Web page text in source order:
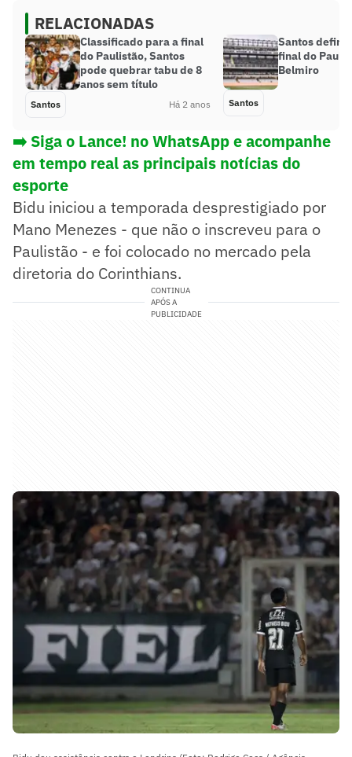
RELACIONADAS
Classificado para a final
do Paulistão, Santos
pode quebrar tabu de 8
anos sem título
Santos Há 2 anos
Santos define
final do
Belmiro
Santos
➡️ Siga o Lance! no WhatsApp e acompanhe
em tempo real as principais notícias do
esporte
Bidu iniciou a temporada desprestigiado por
Mano Menezes - que não o inscreveu para o
Paulistão - e foi colocado no mercado pela
diretoria do Corinthians.
CONTINUA
APÓS A
PUBLICIDADE